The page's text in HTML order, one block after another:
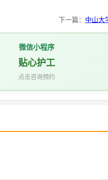
下一篇： 中山大
微信小程序
贴心护工
点击咨询预约